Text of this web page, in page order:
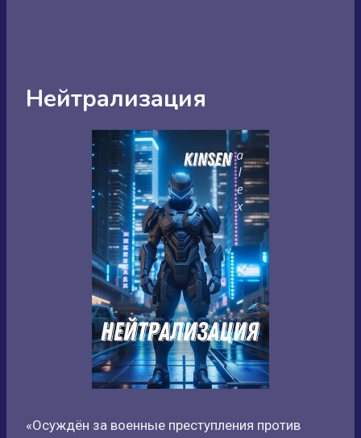
Нейтрализация
«Осуждён за военные преступления против